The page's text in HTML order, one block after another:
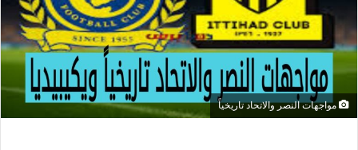
مواجهات النصر والاتحاد تاريخياً